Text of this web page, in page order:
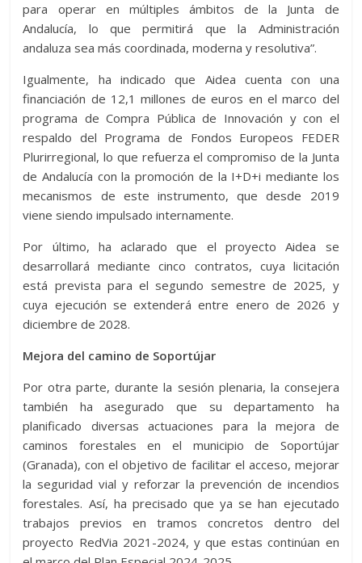
para operar en múltiples ámbitos de la Junta de
Andalucía, lo que permitirá que la Administración
andaluza sea más coordinada, moderna y resolutiva”.
Igualmente, ha indicado que Aidea cuenta con una
financiación de 12,1 millones de euros en el marco del
programa de Compra Pública de Innovación y con el
respaldo del Programa de Fondos Europeos FEDER
Plurirregional, lo que refuerza el compromiso de la Junta
de Andalucía con la promoción de la I+D+i mediante los
mecanismos de este instrumento, que desde 2019
viene siendo impulsado internamente.
Por último, ha aclarado que el proyecto Aidea se
desarrollará mediante cinco contratos, cuya licitación
está prevista para el segundo semestre de 2025, y
cuya ejecución se extenderá entre enero de 2026 y
diciembre de 2028.
Mejora del camino de Soportújar
Por otra parte, durante la sesión plenaria, la consejera
también ha asegurado que su departamento ha
planificado diversas actuaciones para la mejora de
caminos forestales en el municipio de Soportújar
(Granada), con el objetivo de facilitar el acceso, mejorar
la seguridad vial y reforzar la prevención de incendios
forestales. Así, ha precisado que ya se han ejecutado
trabajos previos en tramos concretos dentro del
proyecto RedVia 2021-2024, y que estas continúan en